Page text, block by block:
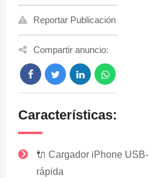
Reportar Publicación
Compartir anuncio:
Características:
🔌 Cargador iPhone
rápida